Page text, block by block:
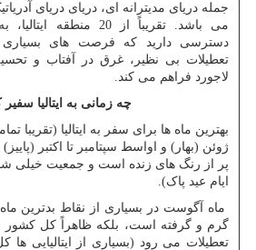
جمله دریای مدیترانه ای، دریای دریای
می باشد. تقریباً از 20 منطقه ایتالیا، به جز
دسترسی دارید که فرصت های بسیاری
تعطیلات بی نظیر، غرق در آفتاب و
لاجورد فراهم می کند.
چه زمانی به ایتالیا سفیر
بهترین ماه ها برای سفر به ایتالیا (تقریبا
ژوئن (بهار) و اواسط سپتامبر تا اکتبر
پر از رنگ های زنده است و جمعیت خیلی
ایام عید پاک).
ماه آگوست در بسیاری از نقاط بدترین
گرم و گرفته است، بلکه ظاهراً کل کشور
تعطیلات می رود (بسیاری از ایتالیایی ها